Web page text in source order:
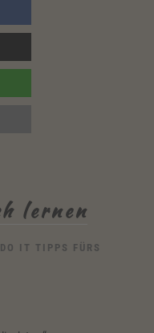
lernen
TIPPS FÜRS